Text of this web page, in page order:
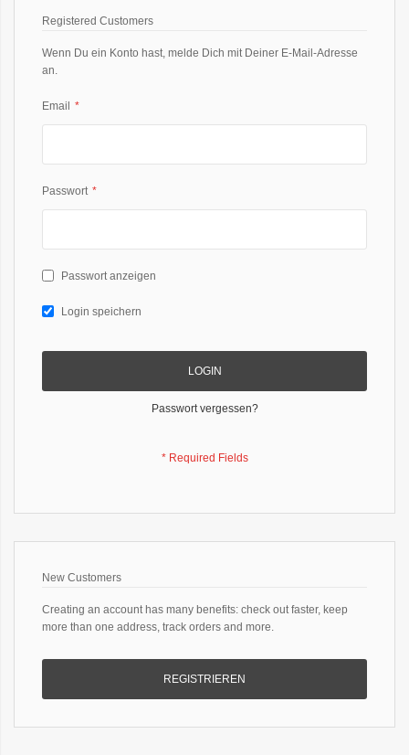
Registered Customers
Wenn Du ein Konto hast, melde Dich mit Deiner E-Mail-Adresse
an.
Email
Passwort
Passwort anzeigen
Login speichern
LOGIN
Passwort vergessen?
New Customers
Creating an account has many benefits: check out faster, keep
more than one address, track orders and more.
REGISTRIEREN